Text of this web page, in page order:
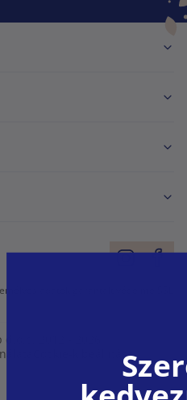
adatok garantált védelme SSL
2012 - 2026
Cookie-k beállítása